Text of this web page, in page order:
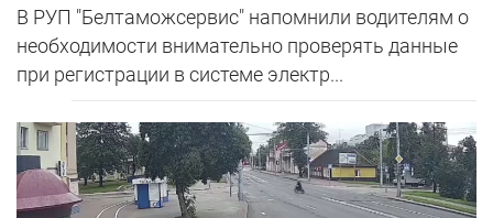
В РУП "Белтаможсервис" напомнили водителям о
необходимости внимательно проверять данные
при регистрации в системе электр...